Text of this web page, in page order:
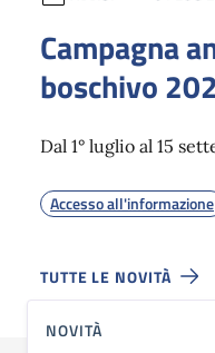
Campagna
boschivo
Dal 1° luglio al 15
Accesso all'informazione
TUTTE LE NOVITÀ
NOVITÀ